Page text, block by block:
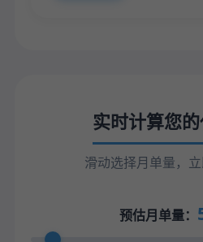
实时计算您
滑动选择月单量，
预估月单量：